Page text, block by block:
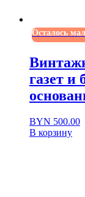
Осталось
газет и
BYN 500.00
В корзину